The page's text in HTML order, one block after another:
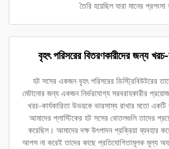
তৈরি হয়েছিল যারা মানের
বৃহৎ পরিসরের বিতরণকারীদের জন্য খরচ-
হট সসের একজন বৃহৎ পরিসরের ডিস্ট্রিবিউটরের
মেটানোর জন্য একজন নির্ভরযোগ্য সরবরাহকারীর
খরচ-কার্যকারিতা উভয়কে ভারসাম্য রাখার মতো
আমাদের প্লাস্টিকের হট সসের বোতলগুলি তাদের
করেছিল। আমাদের দক্ষ উৎপাদন প্রক্রিয়া ব্যবহার
আপস না করেই তাদের কাছে প্রতিযোগিতামূলক মূল্য